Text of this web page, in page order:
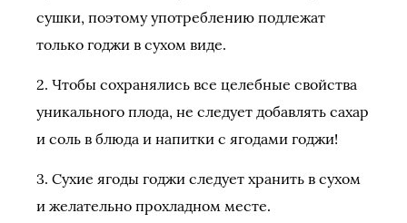
сушки, поэтому употреблению подлежат
только годжи в сухом виде.
2. Чтобы сохранялись все целебные свойства
уникального плода, не следует добавлять сахар
и соль в блюда и напитки с ягодами годжи!
3. Сухие ягоды годжи следует хранить в сухом
и желательно прохладном месте.